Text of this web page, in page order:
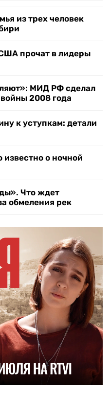
из трех человек
прочат в лидеры
МИД РФ сделал
2008 года
к уступкам: детали
известно о ночной
Что ждет
обмеления рек